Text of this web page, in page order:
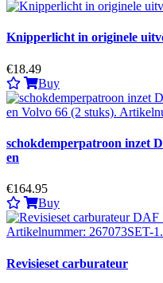
Knipperlicht in originele
€18.49
Buy
schokdemperpatroon inzet
en
€164.95
Buy
Revisieset carburateur